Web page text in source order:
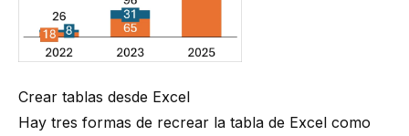
Crear tablas desde Excel
Hay tres formas de recrear la tabla de Excel como